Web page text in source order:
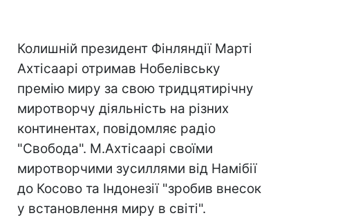
Колишній президент Фінляндії Марті
Ахтісаарі отримав Нобелівську
премію миру за свою тридцятирічну
миротворчу діяльність на різних
континентах, повідомляє радіо
"Свобода". М.Ахтісаарі своїми
миротворчими зусиллями від Намібії
до Косово та Індонезії "зробив внесок
у встановлення миру в світі".